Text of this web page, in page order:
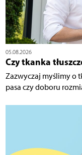
05.08.2026
Czy tkanka
Zazwyczaj myślimy o
pasa czy doboru